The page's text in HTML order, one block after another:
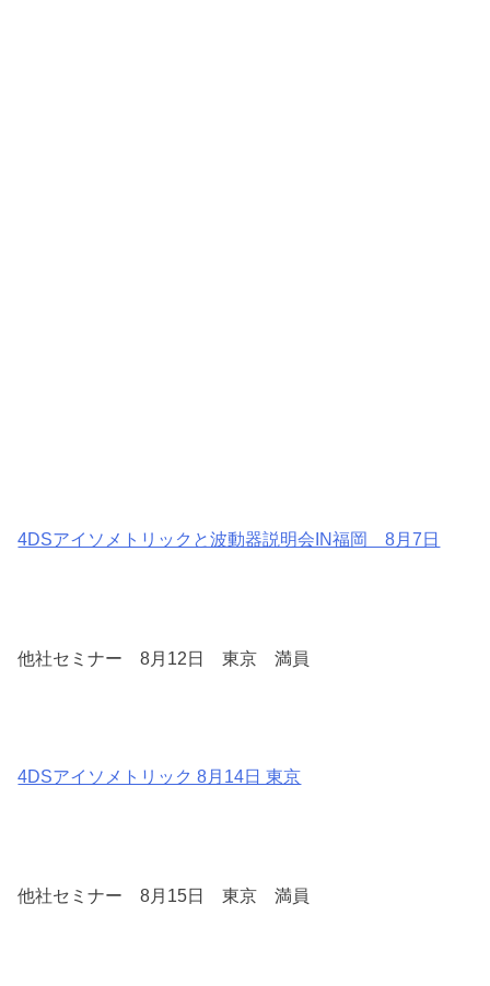
4DSアイソメトリックと波動器説明会IN福岡 8月7日
他社セミナー 8月12日 東京 満員
4DSアイソメトリック 8月14日 東京
他社セミナー 8月15日 東京 満員